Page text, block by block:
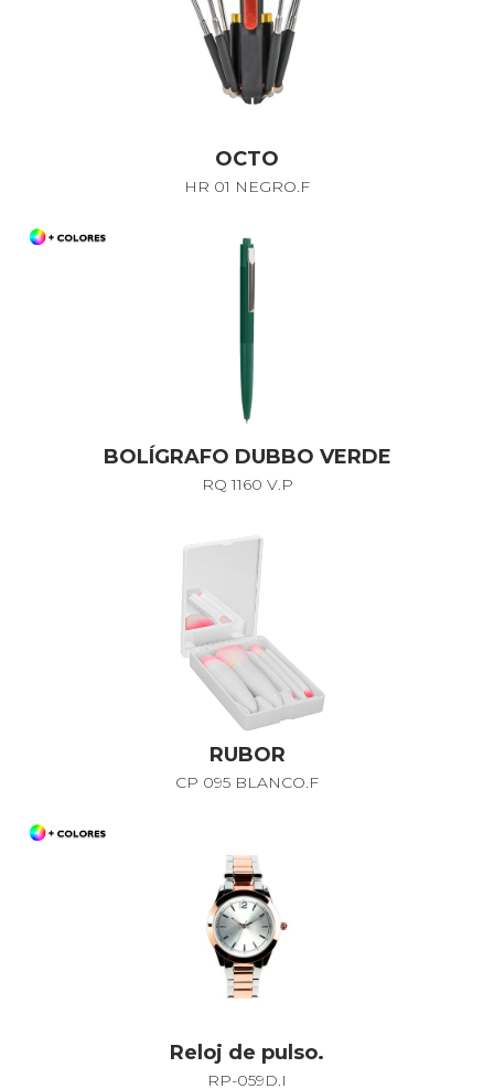
OCTO
HR 01 NEGRO.F
BOLÍGRAFO DUBBO VERDE
RQ 1160 V.P
RUBOR
CP 095 BLANCO.F
Reloj de pulso.
RP-059D.I